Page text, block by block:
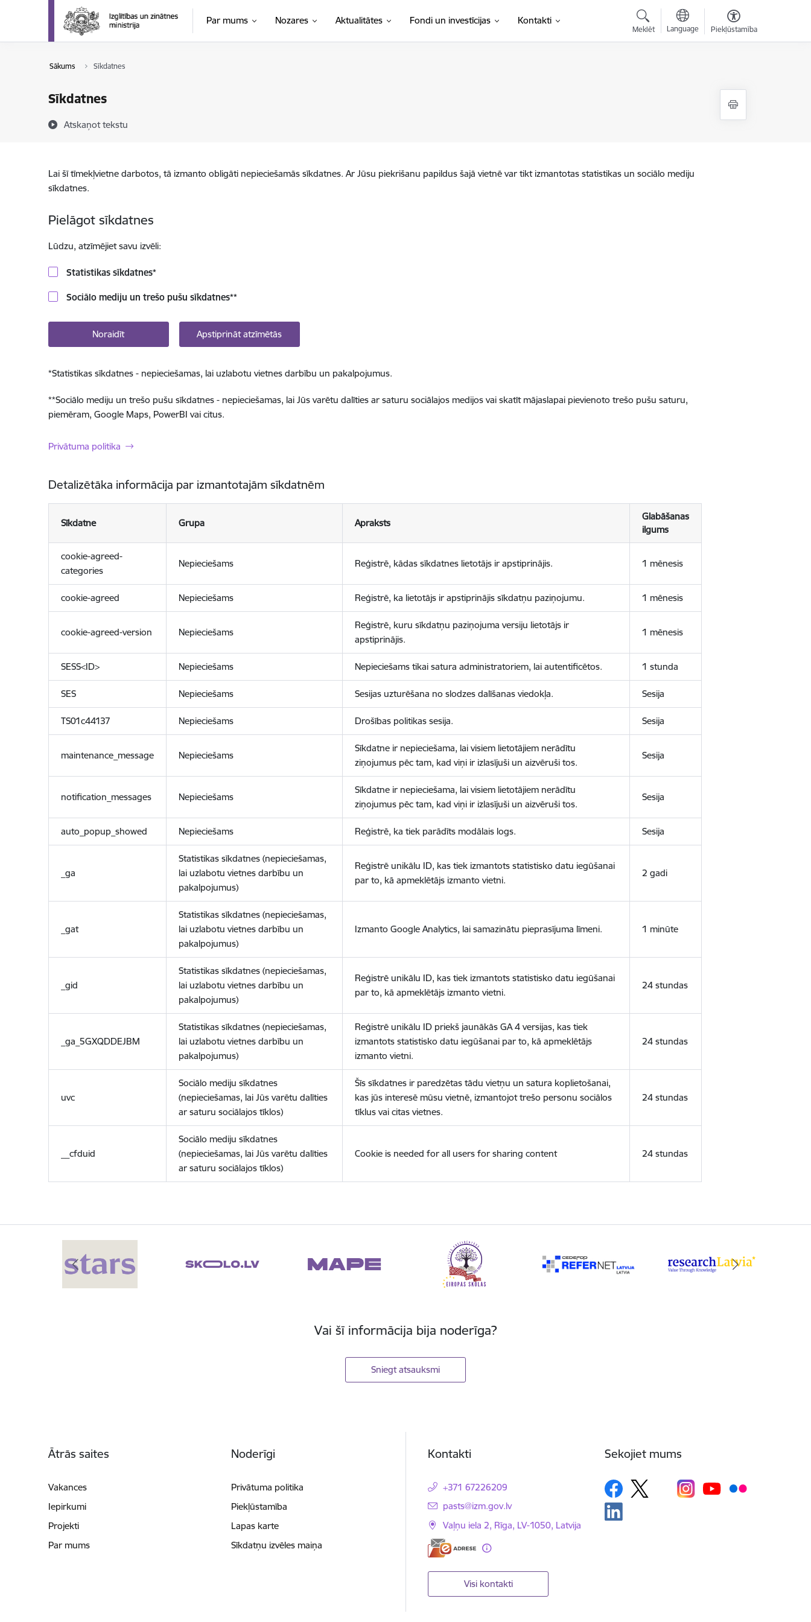
Pāriet uz lapas saturu
Par mums Nozares Aktualitātes Fondi un investīcijas Kontakti
Meklēt Language Piekļūstamība
Sākums Sīkdatnes
Sīkdatnes
Atskaņot tekstu
Lai šī tīmekļvietne darbotos, tā izmanto obligāti nepieciešamās sīkdatnes. Ar Jūsu piekrišanu papildus šajā vietnē var tikt izmantotas statistikas un sociālo mediju
sīkdatnes.
Pielāgot sīkdatnes
Lūdzu, atzīmējiet savu izvēli:
Statistikas sīkdatnes*
Sociālo mediju un trešo pušu sīkdatnes**
Noraidīt Apstiprināt atzīmētās
*Statistikas sīkdatnes - nepieciešamas, lai uzlabotu vietnes darbību un pakalpojumus.
**Sociālo mediju un trešo pušu sīkdatnes - nepieciešamas, lai Jūs varētu dalīties ar saturu sociālajos medijos vai skatīt mājaslapai pievienoto trešo pušu saturu,
piemēram, Google Maps, PowerBI vai citus.
Privātuma politika
Detalizētāka informācija par izmantotajām sīkdatnēm
Sīkdatne Grupa Apraksts
Glabāšanas
ilgums
cookie-agreed-
categories
Nepieciešams Reģistrē, kādas sīkdatnes lietotājs ir apstiprinājis. 1 mēnesis
cookie-agreed Nepieciešams Reģistrē, ka lietotājs ir apstiprinājis sīkdatņu paziņojumu. 1 mēnesis
cookie-agreed-version Nepieciešams
Reģistrē, kuru sīkdatņu paziņojuma versiju lietotājs ir
apstiprinājis.
1 mēnesis
SESS<ID> Nepieciešams Nepieciešams tikai satura administratoriem, lai autentificētos. 1 stunda
SES Nepieciešams Sesijas uzturēšana no slodzes dalīšanas viedokļa. Sesija
TS01c44137 Nepieciešams Drošības politikas sesija. Sesija
maintenance_message Nepieciešams
Sīkdatne ir nepieciešama, lai visiem lietotājiem nerādītu
ziņojumus pēc tam, kad viņi ir izlasījuši un aizvēruši tos.
Sesija
notification_messages Nepieciešams
Sīkdatne ir nepieciešama, lai visiem lietotājiem nerādītu
ziņojumus pēc tam, kad viņi ir izlasījuši un aizvēruši tos.
Sesija
auto_popup_showed Nepieciešams Reģistrē, ka tiek parādīts modālais logs. Sesija
_ga
Statistikas sīkdatnes (nepieciešamas,
lai uzlabotu vietnes darbību un
pakalpojumus)
Reģistrē unikālu ID, kas tiek izmantots statistisko datu iegūšanai
par to, kā apmeklētājs izmanto vietni.
2 gadi
_gat
Statistikas sīkdatnes (nepieciešamas,
lai uzlabotu vietnes darbību un
pakalpojumus)
Izmanto Google Analytics, lai samazinātu pieprasījuma līmeni. 1 minūte
_gid
Statistikas sīkdatnes (nepieciešamas,
lai uzlabotu vietnes darbību un
pakalpojumus)
Reģistrē unikālu ID, kas tiek izmantots statistisko datu iegūšanai
par to, kā apmeklētājs izmanto vietni.
24 stundas
_ga_5GXQDDEJBM
Statistikas sīkdatnes (nepieciešamas,
lai uzlabotu vietnes darbību un
pakalpojumus)
Reģistrē unikālu ID priekš jaunākās GA 4 versijas, kas tiek
izmantots statistisko datu iegūšanai par to, kā apmeklētājs
izmanto vietni.
24 stundas
uvc
Sociālo mediju sīkdatnes
(nepieciešamas, lai Jūs varētu dalīties
ar saturu sociālajos tīklos)
Šīs sīkdatnes ir paredzētas tādu vietņu un satura koplietošanai,
kas jūs interesē mūsu vietnē, izmantojot trešo personu sociālos
tīklus vai citas vietnes.
24 stundas
__cfduid
Sociālo mediju sīkdatnes
(nepieciešamas, lai Jūs varētu dalīties
ar saturu sociālajos tīklos)
Cookie is needed for all users for sharing content 24 stundas
Vai šī informācija bija noderīga?
Sniegt atsauksmi
Ātrās saites
Vakances
Iepirkumi
Projekti
Par mums
Noderīgi
Privātuma politika
Piekļūstamība
Lapas karte
Sīkdatņu izvēles maiņa
Kontakti
+371 67226209
E-pasts:
pasts@izm.gov.lv
Vaļņu iela 2, Rīga, LV-1050, Latvija
Visi kontakti
Sekojiet mums